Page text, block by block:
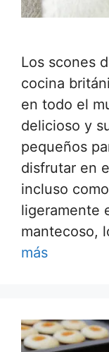
Los scones
cocina
en todo el
delicioso y
pequeños
disfrutar en
incluso
ligeramente
mantecoso,
más